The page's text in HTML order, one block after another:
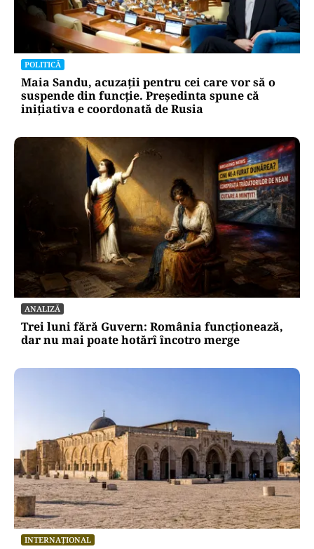
POLITICĂ
Maia Sandu, acuzații pentru cei care vor să o
suspende din funcție. Președinta spune că
inițiativa e coordonată de Rusia
ANALIZĂ
Trei luni fără Guvern: România funcționează,
dar nu mai poate hotărî încotro merge
INTERNAȚIONAL